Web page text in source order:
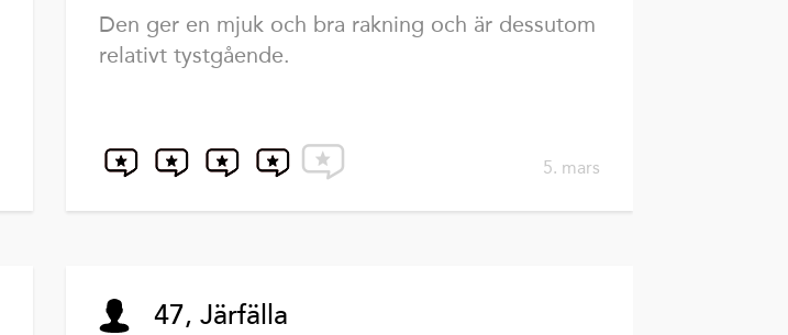
Den ger en mjuk och bra rakning och är dessutom
relativt tystgående.
5. mars
47, Järfälla